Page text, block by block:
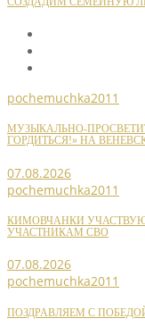
СОЗДАДИМ СЕМЕЙНУЮ
pochemuchka2011
МУЗЫКАЛЬНО-
ГОРДИТЬСЯ!» НА
07.08.2026
pochemuchka2011
КИМОВЧАНКИ
УЧАСТНИКАМ СВО
07.08.2026
pochemuchka2011
ПОЗДРАВЛЯЕМ С